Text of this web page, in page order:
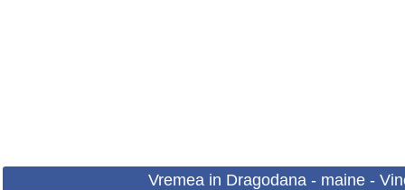
Vremea in Dragodana - maine -